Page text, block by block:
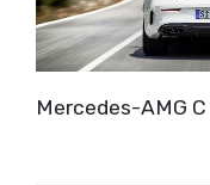
Mercedes-AMG